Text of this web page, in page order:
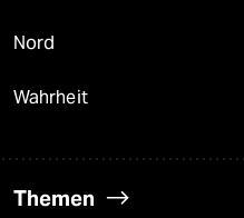
Nord
Wahrheit
Themen